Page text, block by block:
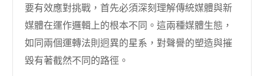
要有效應對挑戰，首先必須深刻理解傳統媒體與新
媒體在運作邏輯上的根本不同。這兩種媒體生態，
如同兩個運轉法則迥異的星系，對聲譽的塑造與摧
毀有著截然不同的路徑。